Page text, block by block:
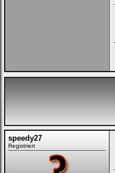
speedy27
Registriert